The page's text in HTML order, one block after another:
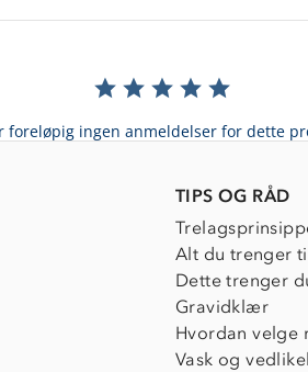
foreløpig ingen anmeldelser for dette
TIPS OG RÅD
Alt du trenger
Dette trenger
Gravidklær
Hvordan velge
Vask og